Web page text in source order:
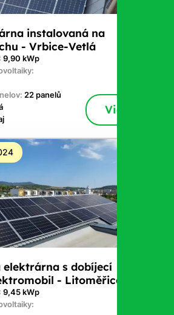
instalovaná na
- Vrbice-Vetlá
9,90 kWp
22 panelů
Viac
s dobíjecí
- Litoměřice
9,45 kWp